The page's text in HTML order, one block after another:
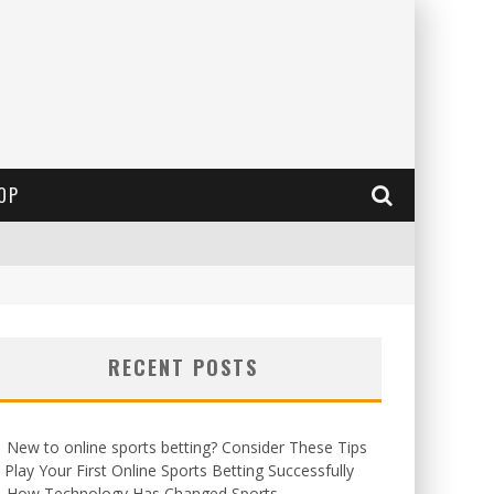
RECENT POSTS
New to online sports betting? Consider These Tips
Your First Online Sports Betting Successfully